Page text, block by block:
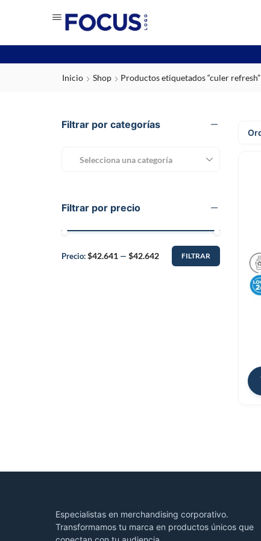
Inicio Shop Productos etiquetados “culer refresh”
Filtrar por categorías
Selecciona una categoría
Filtrar por precio
FILTRAR
Precio:$42.641 — $42.642
Especialistas en merchandising corporativo.
Transformamos tu marca en productos únicos que